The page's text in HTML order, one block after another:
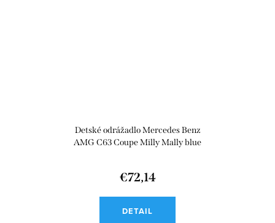
Detské odrážadlo Mercedes Benz
AMG C63 Coupe Milly Mally blue
€72,14
DETAIL